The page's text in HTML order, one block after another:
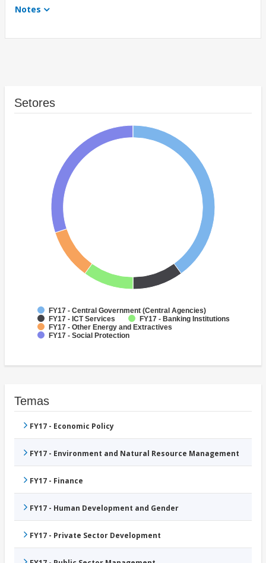
Notes
Setores
FY17 - Central Government (Central Agencies)
FY17 - ICT Services
FY17 - Banking Institutions
FY17 - Other Energy and Extractives
FY17 - Social Protection
Temas
FY17 - Economic Policy
FY17 - Environment and Natural Resource Management
FY17 - Finance
FY17 - Human Development and Gender
FY17 - Private Sector Development